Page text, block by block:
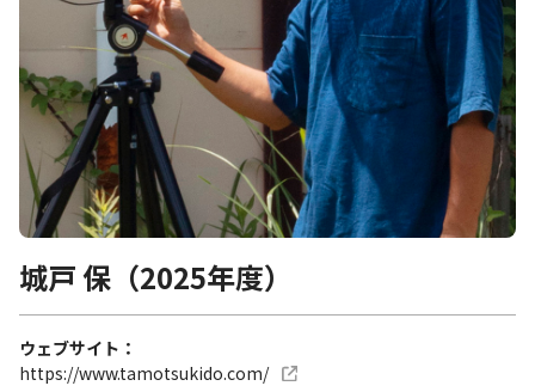
城戸 保（2025年度）
ウェブサイト
https://www.tamotsukido.com/